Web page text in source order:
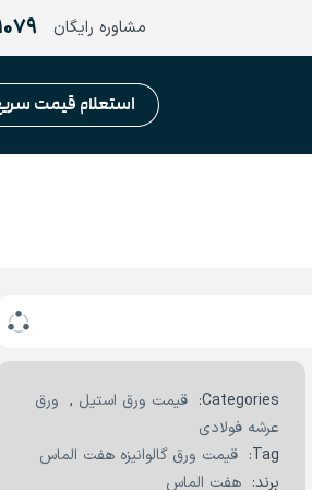
مشاوره رایگان
استعلام قیمت
Categories: قیمت ورق استیل , ورق
عرشه فولادی
Tag:
قیمت ورق گالوانیزه هفت الماس
برند: هفت الماس